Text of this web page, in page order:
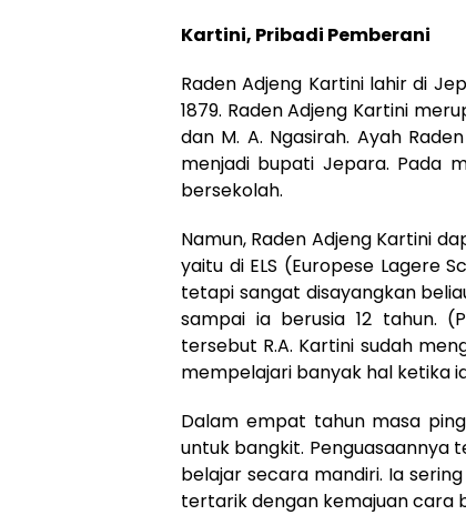
Kartini, Pribadi Pemberani
Raden Adjeng Kartini lahir di
1879. Raden Adjeng Kartini
dan M. A. Ngasirah. Ayah
menjadi bupati Jepara. Pada
bersekolah.
Namun, Raden Adjeng Kartini
yaitu di ELS (Europese Lagere
tetapi sangat disayangkan
sampai ia berusia 12 tahun.
tersebut R.A. Kartini sudah
mempelajari banyak hal ketika
Dalam empat tahun masa
untuk bangkit. Penguasaannya
belajar secara mandiri. Ia
tertarik dengan kemajuan cara